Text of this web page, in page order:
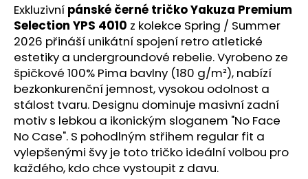
Exkluzivní pánské černé tričko Yakuza Premium
Selection YPS 4010 z kolekce Spring / Summer
2026 přináší unikátní spojení retro atletické
estetiky a undergroundové rebelie. Vyrobeno ze
špičkové 100% Pima bavlny (180 g/m²), nabízí
bezkonkurenční jemnost, vysokou odolnost a
stálost tvaru. Designu dominuje masivní zadní
motiv s lebkou a ikonickým sloganem "No Face
No Case". S pohodlným střihem regular fit a
vylepšenými švy je toto tričko ideální volbou pro
každého, kdo chce vystoupit z davu.
HLEDAT
D
o
p
o
r
u
č
u